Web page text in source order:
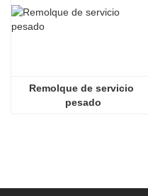
Remolque de servicio
pesado